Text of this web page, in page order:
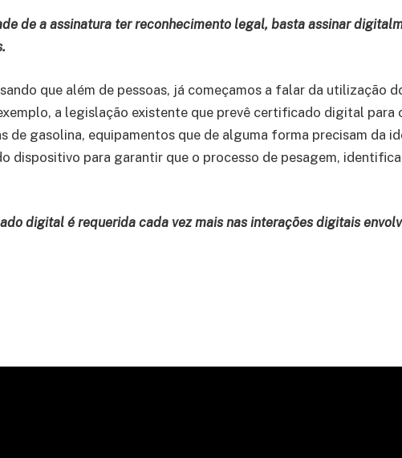
de a assinatura ter reconhecimento legal, basta assinar
que além de pessoas, já começamos a falar da utilização
a legislação existente que prevê certificado digital para
de gasolina, equipamentos que de alguma forma precisam da
dispositivo para garantir que o processo de pesagem,
digital é requerida cada vez mais nas interações digitais